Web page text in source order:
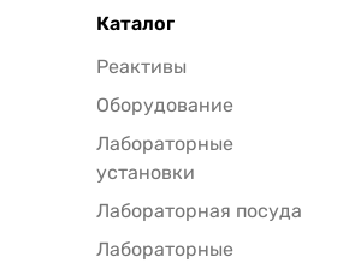
Каталог
Реактивы
Оборудование
Лабораторные
установки
Лабораторная посуда
Лабораторные